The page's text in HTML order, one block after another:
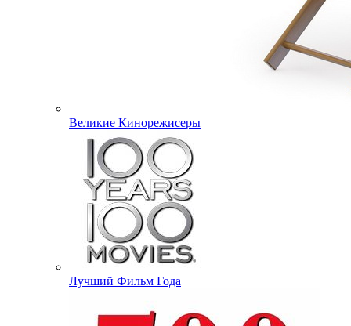
Великие Кинорежисеры
Лучший Фильм Года